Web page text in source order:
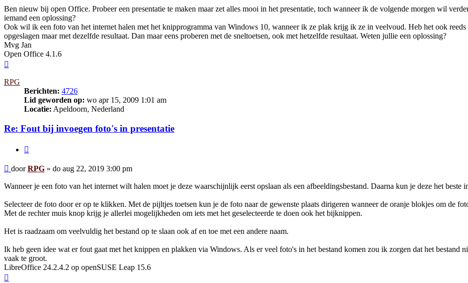
Ben nieuw bij open Office. Probeer een presentatie te maken maar zet alles mooi in het presentatie, toch wanneer ik de volgende morgen wil
iemand een oplossing?
Ook wil ik een foto van het internet halen met het knipprogramma van Windows 10, wanneer ik ze plak krijg ik ze in veelvoud. Heb het ook
opgeslagen maar met dezelfde resultaat. Dan maar eens proberen met de sneltoetsen, ook met hetzelfde resultaat. Weten jullie een oplossing?
Mvg Jan
Open Office 4.1.6
RPG
Berichten: 4726
Lid geworden op: wo apr 15, 2009 1:01 am
Locatie: Apeldoorn, Nederland
Re: Fout bij invoegen foto's in presentatie
Bericht
doorRPG » do aug 22, 2019 3:00 pm
Wanneer je een foto van het internet wilt halen moet je deze waarschijnlijk eerst opslaan als een afbeeldingsbestand. Daarna kun je deze het
Selecteer de foto door er op te klikken. Met de pijltjes toetsen kun je de foto naar de gewenste plaats dirigeren wanneer de oranje blokjes om de
Met de rechter muis knop krijg je allerlei mogelijkheden om iets met het geselecteerde te doen ook het bijknippen.
Het is raadzaam om veelvuldig het bestand op te slaan ook af en toe met een andere naam.
Ik heb geen idee wat er fout gaat met het knippen en plakken via Windows. Als er veel foto's in het bestand komen zou ik zorgen dat het
vaak te groot.
LibreOffice 24.2.4.2 op openSUSE Leap 15.6